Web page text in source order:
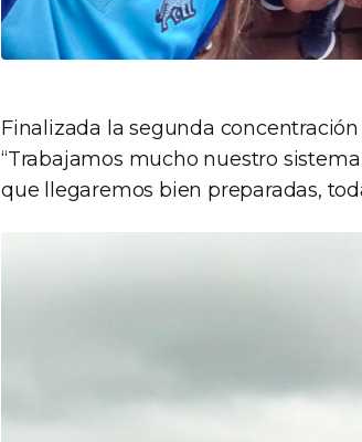
Finalizada la segunda
“Trabajamos mucho nuestro
que llegaremos bien preparadas,